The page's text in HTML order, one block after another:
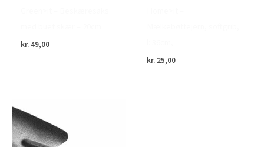
kr. 49,00
kr. 25,00